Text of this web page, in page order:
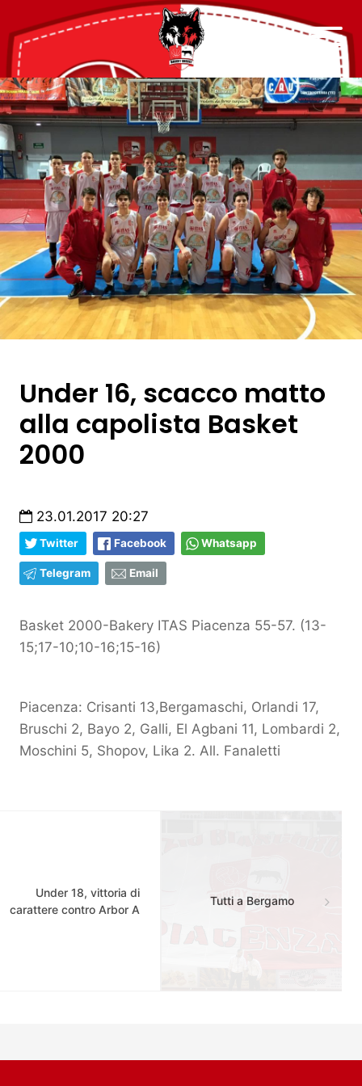
Under 16, scacco matto
alla capolista Basket
2000
23.01.2017 20:27
Twitter Facebook Whatsapp
Telegram Email
Basket 2000-Bakery ITAS Piacenza 55-57. (13-
15;17-10;10-16;15-16)
Piacenza: Crisanti 13,Bergamaschi, Orlandi 17,
Bruschi 2, Bayo 2, Galli, El Agbani 11, Lombardi 2,
Moschini 5, Shopov, Lika 2. All. Fanaletti
Under 18, vittoria di
carattere contro Arbor A
Tutti a Bergamo